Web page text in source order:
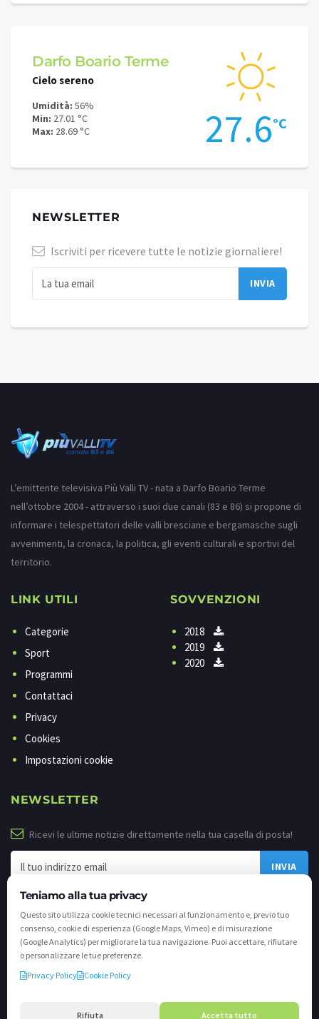
Teniamo alla tua privacy
Questo sito utilizza cookie tecnici necessari al funzionamento e, previo tuo
consenso, cookie di esperienza (Google Maps, Vimeo) e di misurazione
(Google Analytics) per migliorare la tua navigazione. Puoi accettare, rifiutare
o personalizzare le tue preferenze.
Privacy Policy
Cookie Policy
Rifiuta Accetta tutto
Darfo Boario Terme
Cielo sereno
Umidità: 56%
Min: 27.01 °C
Max: 28.69 °C 27.6°C
NEWSLETTER
Iscriviti per ricevere tutte le notizie giornaliere!
L’emittente televisiva Più Valli TV - nata a Darfo Boario Terme
nell’ottobre 2004 - attraverso i suoi due canali (83 e 86) si propone di
informare i telespettatori delle valli bresciane e bergamasche sugli
avvenimenti, la cronaca, la politica, gli eventi culturali e sportivi del
territorio.
LINK UTILI
Categorie
Sport
Programmi
Contattaci
Privacy
Cookies
Impostazioni cookie
SOVVENZIONI
2018
2019
2020
NEWSLETTER
Ricevi le ultime notizie direttamente nella tua casella di posta!
Darfo Boario Terme (Bs) P.IVA e C.F. 02539810982 - REA / CCIAA (Bs) n. 458309